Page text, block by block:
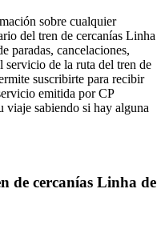
sobre cualquier
del tren de cercanías Linha
paradas, cancelaciones,
servicio de la ruta del tren de
suscribirte para recibir
emitida por CP
viaje sabiendo si hay alguna
de cercanías Linha de